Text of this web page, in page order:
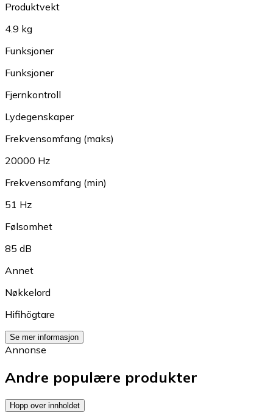
Produktvekt
4.9 kg
Funksjoner
Funksjoner
Fjernkontroll
Lydegenskaper
Frekvensomfang (maks)
20000 Hz
Frekvensomfang (min)
51 Hz
Følsomhet
85 dB
Annet
Nøkkelord
Hifihögtare
Se mer informasjon
Annonse
Andre populære produkter
Hopp over innholdet